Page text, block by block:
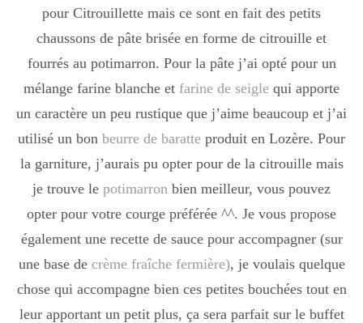
Boisson chaudes
Les classiques
Mes amis en cuisine
Recettes Végétariennes
Resto
pour Citrouillette mais ce sont en fait des petits
chaussons de pâte brisée en forme de citrouille et
fourrés au potimarron. Pour la pâte j’ai opté pour un
mélange farine blanche et farine de seigle qui apporte
un caractère un peu rustique que j’aime beaucoup et j’ai
utilisé un bon beurre de baratte produit en Lozère. Pour
la garniture, j’aurais pu opter pour de la citrouille mais
je trouve le potimarron bien meilleur, vous pouvez
opter pour votre courge préférée ^^. Je vous propose
également une recette de sauce pour accompagner (sur
une base de crème fraîche fermière), je voulais quelque
chose qui accompagne bien ces petites bouchées tout en
leur apportant un petit plus, ça sera parfait sur le buffet